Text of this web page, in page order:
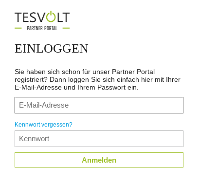
EINLOGGEN
Sie haben sich schon für unser Partner Portal
registriert? Dann loggen Sie sich einfach hier mit Ihrer
E-Mail-Adresse und Ihrem Passwort ein.
Kennwort vergessen?
Anmelden